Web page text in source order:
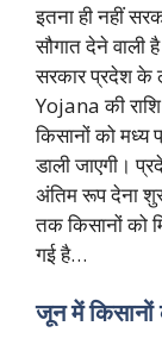
इतना ही नहीं
सौगात देने वाली
सरकार प्रदेश के
Yojana की
किसानों को मध्य
डाली जाएगी।
अंतिम रूप देना
तक किसानों को
गई है…
जून में